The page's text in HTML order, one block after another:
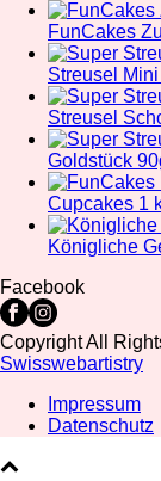
FunCakes
Streusel
Streusel
Goldstück
Cupcakes 1
Königliche
Facebook
Copyright All
Swisswebartistry
Impressum
Datenschutz